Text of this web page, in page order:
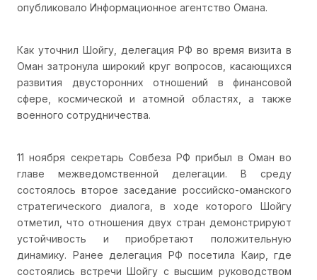
опубликовало Информационное агентство Омана.
Как уточнил Шойгу, делегация РФ во время визита в
Оман затронула широкий круг вопросов, касающихся
развития двусторонних отношений в финансовой
сфере, космической и атомной областях, а также
военного сотрудничества.
11 ноября секретарь Совбеза РФ прибыл в Оман во
главе межведомственной делегации. В среду
состоялось второе заседание российско-оманского
стратегического диалога, в ходе которого Шойгу
отметил, что отношения двух стран демонстрируют
устойчивость и приобретают положительную
динамику. Ранее делегация РФ посетила Каир, где
состоялись встречи Шойгу с высшим руководством